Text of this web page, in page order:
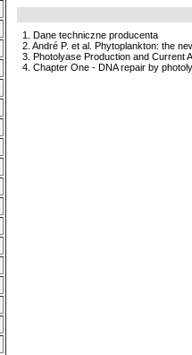
1. Dane techniczne producenta
2. André P. et al. Phytoplankton: the
3. Photolyase Production and Current
4. Chapter One - DNA repair by